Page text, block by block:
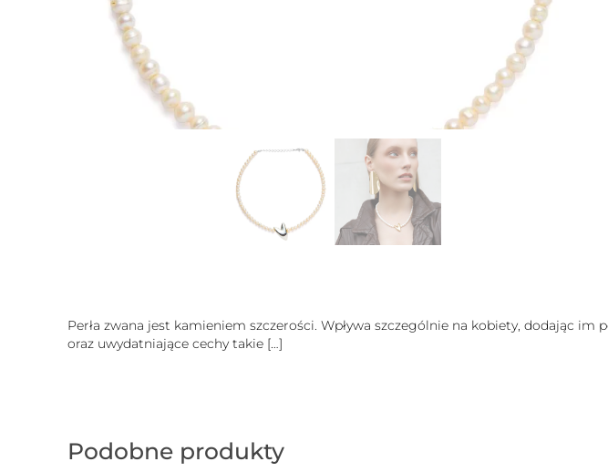
Perła zwana jest kamieniem szczerości. Wpływa szczególnie na kobiety, dodając
oraz uwydatniające cechy takie […]
Podobne produkty